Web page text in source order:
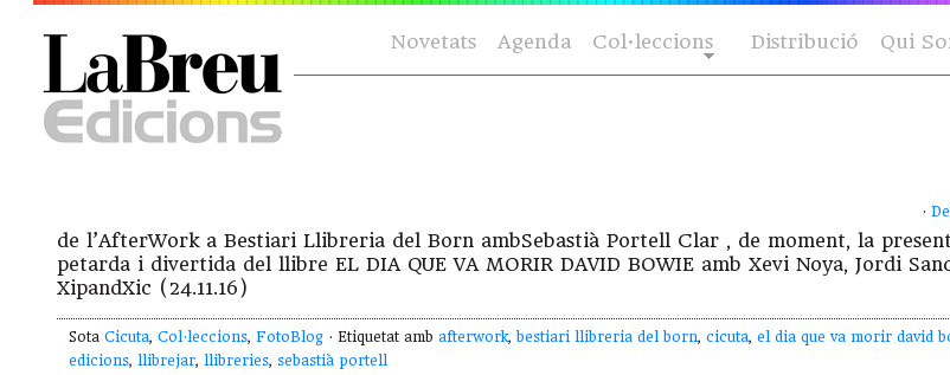
Novetats Agenda Col·leccions Distribució Qui
·
de l’AfterWork a Bestiari Llibreria del Born ambSebastià Portell Clar , de moment, la
petarda i divertida del llibre EL DIA QUE VA MORIR DAVID BOWIE amb Xevi Noya, Jordi
XipandXic (24.11.16)
Sota Cicuta, Col·leccions, FotoBlog · Etiquetat amb afterwork, bestiari llibreria del born, cicuta, el dia que va morir david
edicions, llibrejar, llibreries, sebastià portell